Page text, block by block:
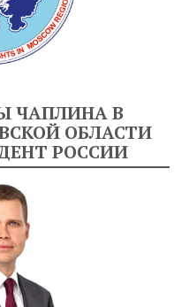
ЧАПЛИНА В
ОБЛАСТИ
РОССИИ